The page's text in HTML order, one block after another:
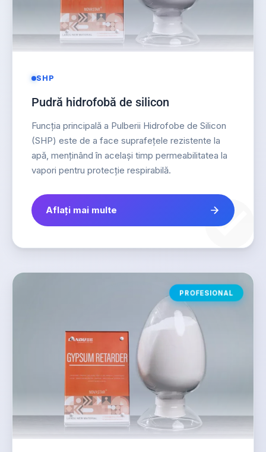
SHP
Pudră hidrofobă de silicon
Funcția principală a Pulberii Hidrofobe de Silicon
(SHP) este de a face suprafețele rezistente la
apă, menținând în același timp permeabilitatea la
vapori pentru protecție respirabilă.
Aflați mai multe
PROFESIONAL